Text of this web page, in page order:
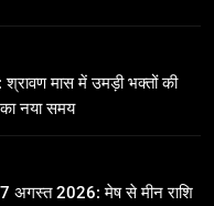
श्रावण मास में उमड़ी भक्तों की
नया समय
अगस्त 2026: मेष से मीन राशि